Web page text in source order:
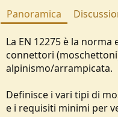
t
o
e
a
i
o
n
t
e
Panoramica
La EN 12275 è la
connettori
alpinismo/arrampicata.
Definisce i vari tipi di
e i requisiti minimi per